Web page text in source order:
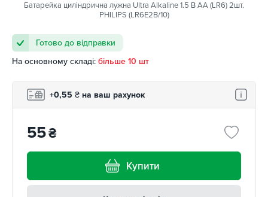
Батарейка циліндрична лужна Ultra Alkaline 1.5 В AA (LR6) 2шт.
PHILIPS (LR6E2B/10)
Готово до відправки
На основному складі: більше 10 шт
+0,55 ₴ на ваш рахунок
55₴
Купити